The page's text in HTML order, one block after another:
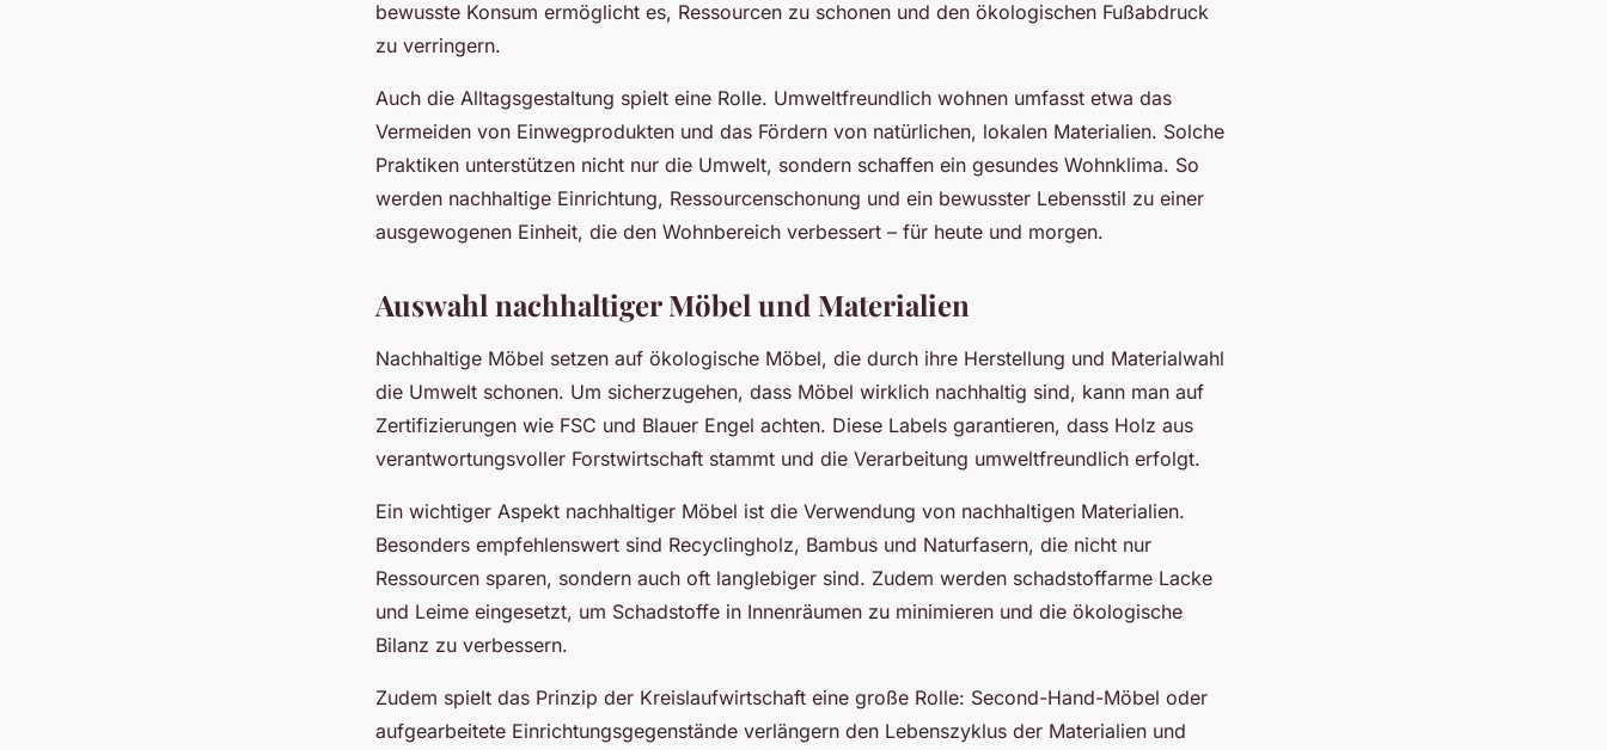
bewusste Konsum ermöglicht es, Ressourcen zu schonen und den ökologischen Fußabdruck
zu verringern.
Auch die Alltagsgestaltung spielt eine Rolle. Umweltfreundlich wohnen umfasst etwa das
Vermeiden von Einwegprodukten und das Fördern von natürlichen, lokalen Materialien. Solche
Praktiken unterstützen nicht nur die Umwelt, sondern schaffen ein gesundes Wohnklima. So
werden nachhaltige Einrichtung, Ressourcenschonung und ein bewusster Lebensstil zu einer
ausgewogenen Einheit, die den Wohnbereich verbessert – für heute und morgen.
Auswahl nachhaltiger Möbel und Materialien
Nachhaltige Möbel setzen auf ökologische Möbel, die durch ihre Herstellung und Materialwahl
die Umwelt schonen. Um sicherzugehen, dass Möbel wirklich nachhaltig sind, kann man auf
Zertifizierungen wie FSC und Blauer Engel achten. Diese Labels garantieren, dass Holz aus
verantwortungsvoller Forstwirtschaft stammt und die Verarbeitung umweltfreundlich erfolgt.
Ein wichtiger Aspekt nachhaltiger Möbel ist die Verwendung von nachhaltigen Materialien.
Besonders empfehlenswert sind Recyclingholz, Bambus und Naturfasern, die nicht nur
Ressourcen sparen, sondern auch oft langlebiger sind. Zudem werden schadstoffarme Lacke
und Leime eingesetzt, um Schadstoffe in Innenräumen zu minimieren und die ökologische
Bilanz zu verbessern.
Zudem spielt das Prinzip der Kreislaufwirtschaft eine große Rolle: Second-Hand-Möbel oder
aufgearbeitete Einrichtungsgegenstände verlängern den Lebenszyklus der Materialien und